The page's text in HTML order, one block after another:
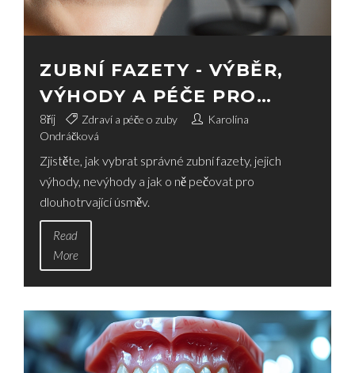
ZUBNÍ FAZETY - VÝBĚR,
VÝHODY A PÉČE PRO
ZDRAVÝ ÚSMĚV
8říj Zdraví a péče o zuby
Karolína
Ondráčková
Zjistěte, jak vybrat správné zubní fazety, jejich
výhody, nevýhody a jak o ně pečovat pro
dlouhotrvající úsměv.
Read
More